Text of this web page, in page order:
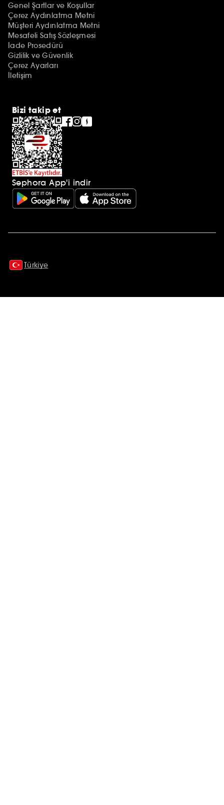
Genel Şartlar ve Koşullar
Çerez Aydınlatma Metni
Müşteri Aydınlatma Metni
Mesafeli Satış Sözleşmesi
İade Prosedürü
Gizlilik ve Güvenlik
Çerez Ayarları
İletişim
Bizi takip et
Sephora App'i indir
Türkiye